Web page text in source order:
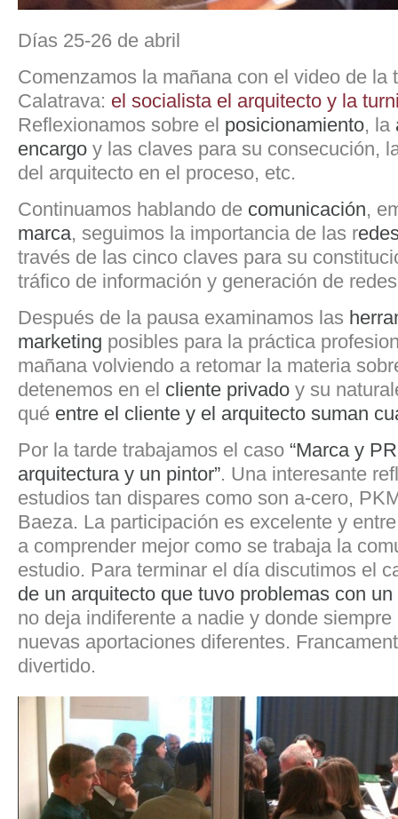
Días 25-26 de abril
Comenzamos la mañana con el video de la
Calatrava: el socialista el arquitecto y la
Reflexionamos sobre el posicionamiento, la
encargo y las claves para su consecución,
del arquitecto en el proceso, etc.
Continuamos hablando de comunicación,
marca, seguimos la importancia de las r
través de las cinco claves para su
tráfico de información y generación de
Después de la pausa examinamos las
marketing posibles para la práctica
mañana volviendo a retomar la materia
detenemos en el cliente privado y su
qué entre el cliente y el arquitecto suman
Por la tarde trabajamos el caso “Marca y
arquitectura y un pintor”. Una interesante
estudios tan dispares como son a-cero,
Baeza. La participación es excelente y
a comprender mejor como se trabaja la
estudio. Para terminar el día discutimos el
de un arquitecto que tuvo problemas con un
no deja indiferente a nadie y donde
nuevas aportaciones diferentes.
divertido.